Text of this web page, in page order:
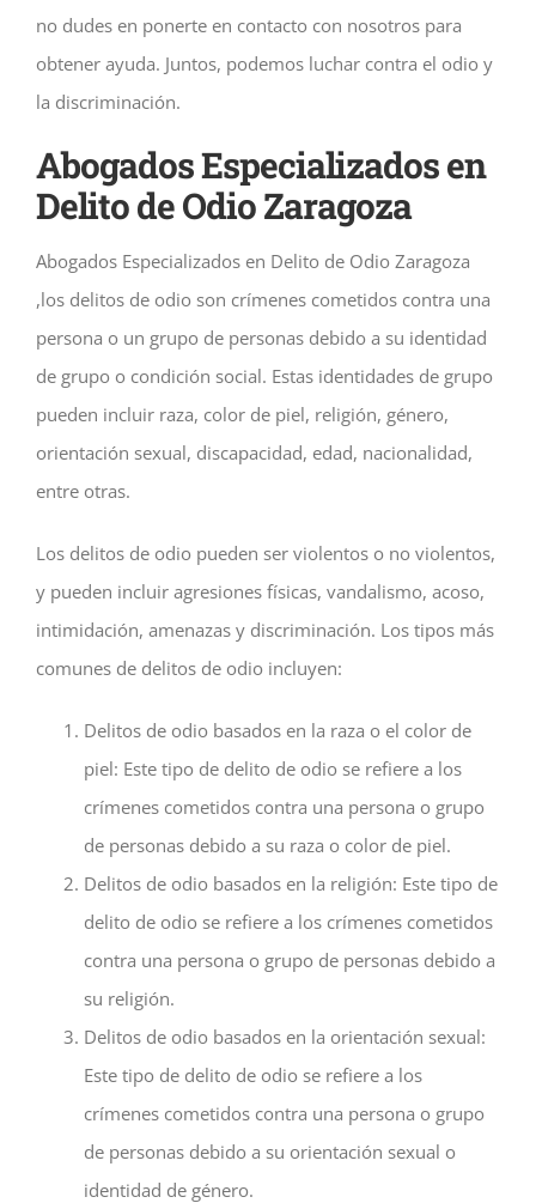
no dudes en ponerte en contacto con nosotros para
obtener ayuda. Juntos, podemos luchar contra el odio y
la discriminación.
Abogados Especializados en
Delito de Odio Zaragoza
Abogados Especializados en Delito de Odio Zaragoza
,los delitos de odio son crímenes cometidos contra una
persona o un grupo de personas debido a su identidad
de grupo o condición social. Estas identidades de grupo
pueden incluir raza, color de piel, religión, género,
orientación sexual, discapacidad, edad, nacionalidad,
entre otras.
Los delitos de odio pueden ser violentos o no violentos,
y pueden incluir agresiones físicas, vandalismo, acoso,
intimidación, amenazas y discriminación. Los tipos más
comunes de delitos de odio incluyen:
Delitos de odio basados en la raza o el color de
piel: Este tipo de delito de odio se refiere a los
crímenes cometidos contra una persona o grupo
de personas debido a su raza o color de piel.
Delitos de odio basados en la religión: Este tipo de
delito de odio se refiere a los crímenes cometidos
contra una persona o grupo de personas debido a
su religión.
Delitos de odio basados en la orientación sexual:
Este tipo de delito de odio se refiere a los
crímenes cometidos contra una persona o grupo
de personas debido a su orientación sexual o
identidad de género.